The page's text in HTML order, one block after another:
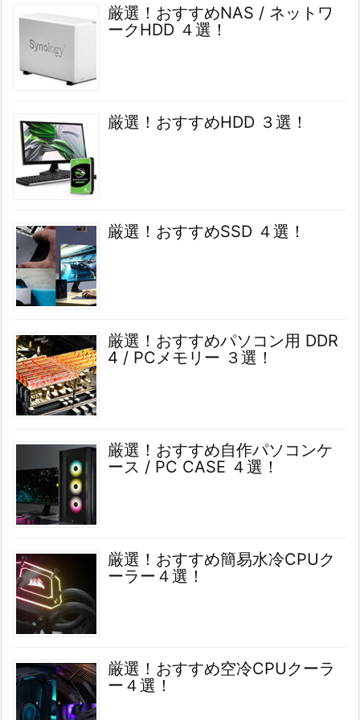
厳選！おすすめNAS / ネットワ
ークHDD ４選！
厳選！おすすめHDD ３選！
厳選！おすすめSSD ４選！
厳選！おすすめパソコン用 DDR
4 / PCメモリー ３選！
厳選！おすすめ自作パソコンケ
ース / PC CASE ４選！
厳選！おすすめ簡易水冷CPUク
ーラー４選！
厳選！おすすめ空冷CPUクーラ
ー４選！